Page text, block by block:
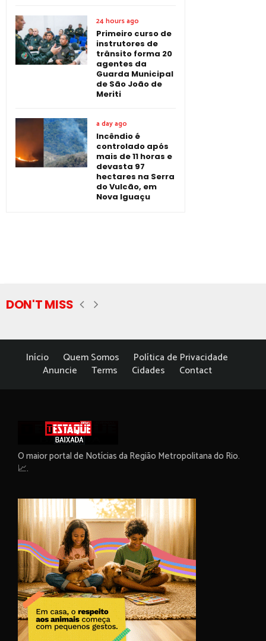
24 hours ago
Primeiro curso de
instrutores de
trânsito forma 20
agentes da
Guarda Municipal
de São João de
Meriti
a day ago
Incêndio é
controlado após
mais de 11 horas e
devasta 97
hectares na Serra
do Vulcão, em
Nova Iguaçu
DON'T MISS
Início Quem Somos
Política de Privacidade
Anuncie
Terms Cidades Contact
O maior portal de Notícias da Região Metropolitana do Rio.
📈.